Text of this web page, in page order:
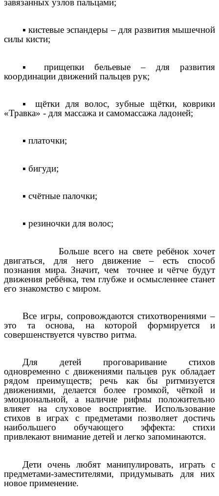
завязанных узлов пальцами;
▪ кистевые эспандеры – для развития мышечной
силы кисти;
▪ прищепки бельевые – для развития
координации движений пальцев рук;
▪ щётки для волос, зубные щётки, коврики
«Травка» - для массажа и самомассажа ладоней;
▪ платочки;
▪ бигуди;
▪ счётные палочки;
▪ резиночки для волос;
Больше всего на свете ребёнок хочет
двигаться, для него движение – есть способ
познания мира. Значит, чем точнее и чётче будут
движения ребёнка, тем глубже и осмысленнее станет
его знакомство с миром.
Все игры, сопровождаются стихотворениями –
это та основа, на которой формируется и
совершенствуется чувство ритма.
Для детей проговаривание стихов
одновременно с движениями пальцев рук обладает
рядом преимуществ; речь как бы ритмизуется
движениями, делается более громкой, чёткой и
эмоциональной, а наличие рифмы положительно
влияет на слуховое восприятие. Использование
стихов в играх с предметами позволяет достичь
наибольшего обучающего эффекта: стихи
привлекают внимание детей и легко запоминаются.
Дети очень любят манипулировать, играть с
предметами-заместителями, придумывать для них
новое применение.